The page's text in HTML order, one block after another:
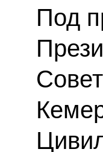
Под